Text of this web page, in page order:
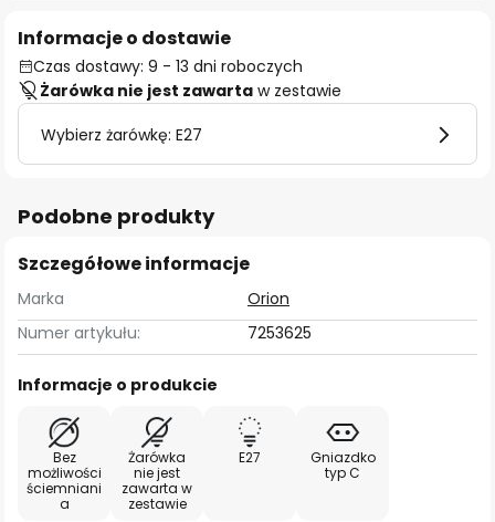
Informacje o dostawie
Czas dostawy: 9 - 13 dni roboczych
Żarówka nie jest zawarta w zestawie
Wybierz żarówkę: E27
Podobne produkty
Szczegółowe informacje
Marka
Orion
Numer artykułu:
7253625
Informacje o produkcie
Bez
możliwości
ściemniani
a
Żarówka
nie jest
zawarta w
zestawie
E27
Gniazdko
typ C